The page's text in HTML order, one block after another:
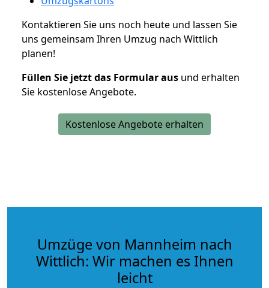
Kontaktieren Sie uns noch heute und lassen Sie
uns gemeinsam Ihren Umzug nach Wittlich
planen!
Füllen Sie jetzt das Formular aus und erhalten
Sie kostenlose Angebote.
Kostenlose Angebote erhalten
Umzüge von Mannheim nach
Wittlich: Wir machen es Ihnen
leicht